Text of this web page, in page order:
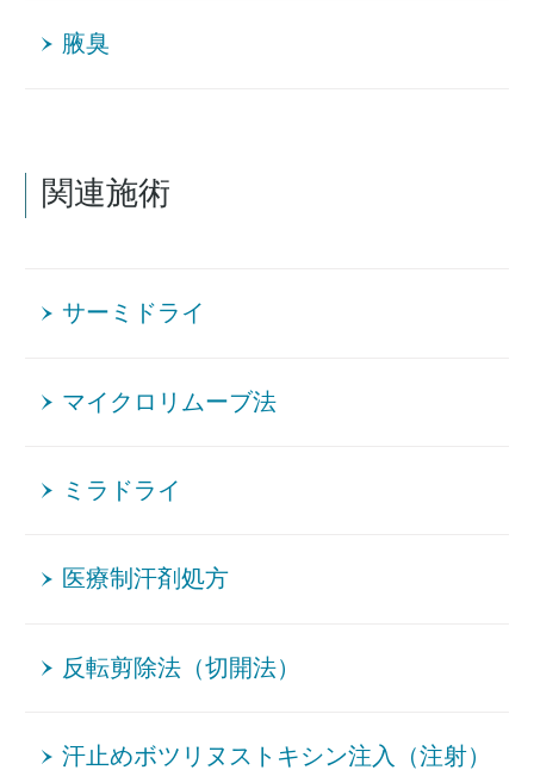
腋臭
関連施術
サーミドライ
マイクロリムーブ法
ミラドライ
医療制汗剤処方
反転剪除法（切開法）
汗止めボツリヌストキシン注入（注射）